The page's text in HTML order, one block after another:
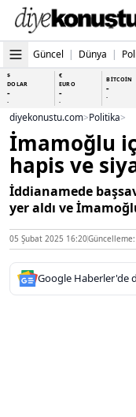
Güncel | Dünya |
$
DOLAR
-
-
€
EURO
-
-
BİTCOİN
-
-
diyekonustu.com>Politika>
İmamoğlu
hapis ve
İddianamede
yer aldı ve
05 Şubat 2025 16:20
Google Haberler'de